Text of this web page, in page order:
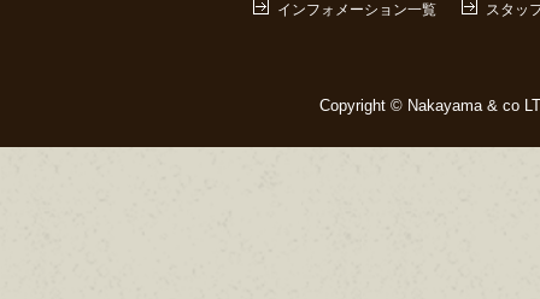
インフォメーション一覧 スタッ
Copyright © Nakayama & co